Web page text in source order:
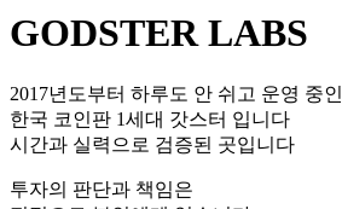
GODSTER LABS
2017년도부터 하루도 안 쉬고 운영 중인
한국 코인판 1세대 갓스터 입니다
시간과 실력으로 검증된 곳입니다
투자의 판단과 책임은